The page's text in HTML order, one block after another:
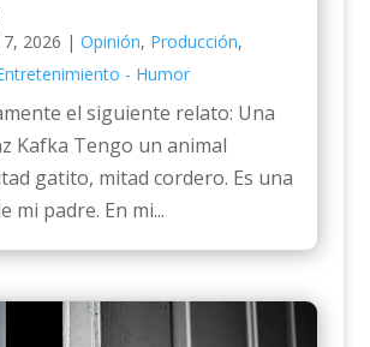
7, 2026 | Opinión, Producción,
- Humor
el siguiente relato: Una
Kafka Tengo un animal
gatito, mitad cordero. Es una
mi padre. En mi...